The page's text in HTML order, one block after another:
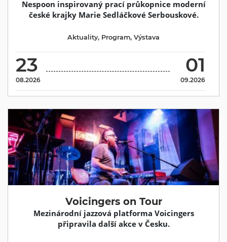
Nespoon inspirovaný prací průkopnice moderní
české krajky Marie Sedláčkové Serbouskové.
23
08.2026
01
09.2026
Aktuality, Program, Výstava
Voicingers on Tour
Mezinárodní jazzová platforma Voicingers
připravila další akce v Česku.